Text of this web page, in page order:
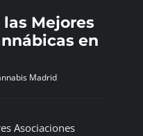
Mejores
en
Madrid
Asociaciones